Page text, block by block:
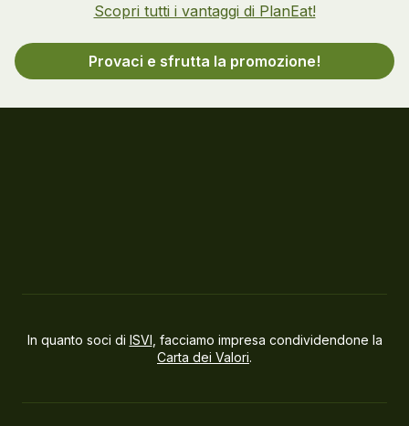
Scopri tutti i vantaggi di PlanEat!
Provaci e sfrutta la promozione!
In quanto soci di ISVI , facciamo impresa condividendone la
Carta dei Valori.